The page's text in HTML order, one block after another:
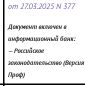
от 27.03.2025 N 377
Документ включен в
информационный банк:
— Российское
законодательство (Версия
Проф)